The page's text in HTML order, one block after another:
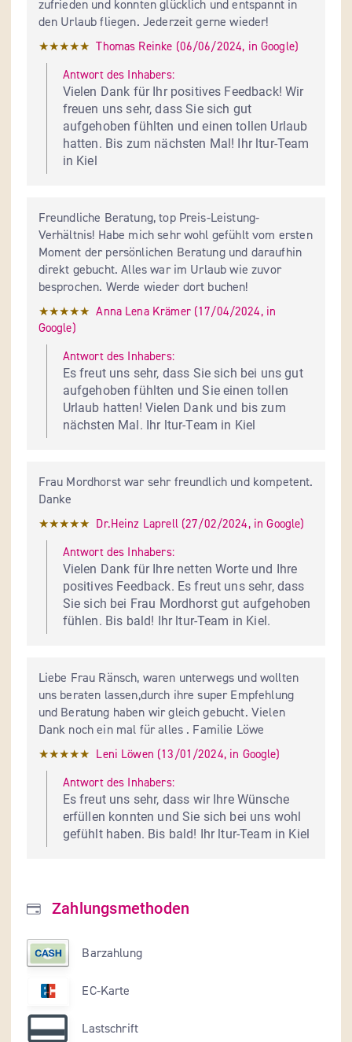
zufrieden und konnten glücklich und entspannt in
den Urlaub fliegen. Jederzeit gerne wieder!
★★★★★ Thomas Reinke (06/06/2024, in Google)
Antwort des Inhabers:
Vielen Dank für Ihr positives Feedback! Wir
freuen uns sehr, dass Sie sich gut
aufgehoben fühlten und einen tollen Urlaub
hatten. Bis zum nächsten Mal! Ihr ltur-Team
in Kiel
Freundliche Beratung, top Preis-Leistung-
Verhältnis! Habe mich sehr wohl gefühlt vom ersten
Moment der persönlichen Beratung und daraufhin
direkt gebucht. Alles war im Urlaub wie zuvor
besprochen. Werde wieder dort buchen!
★★★★★ Anna Lena Krämer (17/04/2024, in
Google)
Antwort des Inhabers:
Es freut uns sehr, dass Sie sich bei uns gut
aufgehoben fühlten und Sie einen tollen
Urlaub hatten! Vielen Dank und bis zum
nächsten Mal. Ihr ltur-Team in Kiel
Frau Mordhorst war sehr freundlich und kompetent.
Danke
★★★★★ Dr.Heinz Laprell (27/02/2024, in Google)
Antwort des Inhabers:
Vielen Dank für Ihre netten Worte und Ihre
positives Feedback. Es freut uns sehr, dass
Sie sich bei Frau Mordhorst gut aufgehoben
fühlen. Bis bald! Ihr ltur-Team in Kiel.
Liebe Frau Ränsch, waren unterwegs und wollten
uns beraten lassen,durch ihre super Empfehlung
und Beratung haben wir gleich gebucht. Vielen
Dank noch ein mal für alles . Familie Löwe
★★★★★ Leni Löwen (13/01/2024, in Google)
Antwort des Inhabers:
Es freut uns sehr, dass wir Ihre Wünsche
erfüllen konnten und Sie sich bei uns wohl
gefühlt haben. Bis bald! Ihr ltur-Team in Kiel
Zahlungsmethoden
Barzahlung
EC-Karte
Lastschrift